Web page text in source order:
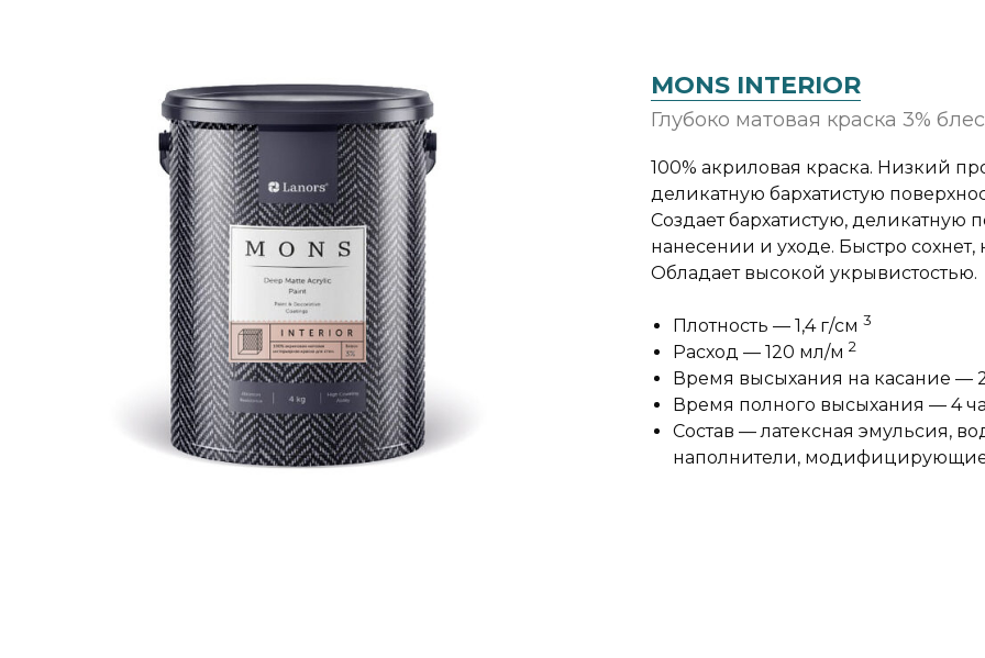
MONS INTERIOR
Глубоко матовая краска 3%
100% акриловая краска. Низкий
деликатную бархатистую
Создает бархатистую, деликатную
нанесении и уходе. Быстро
Обладает высокой укрывистостью.
Плотность — 1,4 г/cм 3
Расход — 120 мл/м 2
Время высыхания на касание —
Время полного высыхания — 4
Состав — латексная эмульсия,
наполнители,